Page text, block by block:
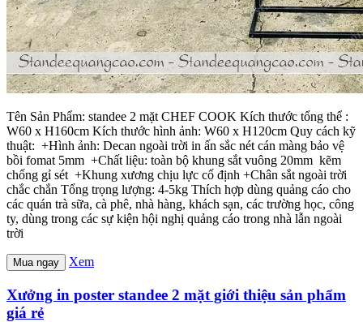
Tên Sản Phẩm: standee 2 mặt CHEF COOK Kích thước tổng thể :
W60 x H160cm Kích thước hình ảnh: W60 x H120cm Quy cách kỹ
thuật: +Hình ảnh: Decan ngoài trời in ấn sắc nét cán màng bảo vệ
bồi fomat 5mm +Chất liệu: toàn bộ khung sắt vuông 20mm kẽm
chống gỉ sét +Khung xương chịu lực cố định +Chân sắt ngoài trời
chắc chắn Tổng trọng lượng: 4-5kg Thích hợp dùng quảng cáo cho
các quán trà sữa, cà phê, nhà hàng, khách sạn, các trường học, công
ty, dùng trong các sự kiện hội nghị quảng cáo trong nhà lẫn ngoài
trời
Mua ngay Xem
Xưởng in poster standee 2 mặt giới thiệu sản phẩm
giá rẻ